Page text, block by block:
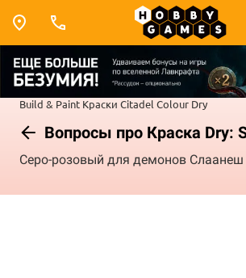
Build & Paint Краски Citadel Colour Dry
Вопросы про Краска Dry:
Серо-розовый для демонов Слаанеш